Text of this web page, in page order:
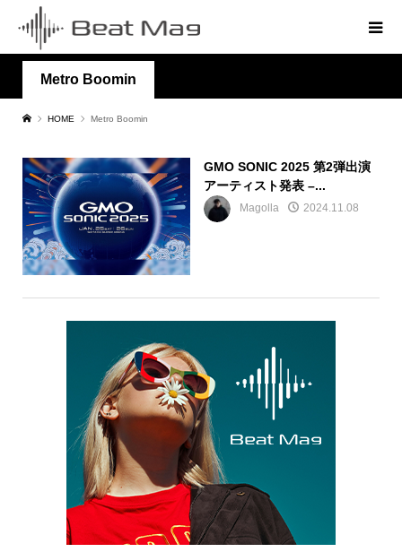
Metro Boomin
HOME Metro Boomin
GMO SONIC 2025 第2弾出演
アーティスト発表 –...
Magolla 2024.11.08